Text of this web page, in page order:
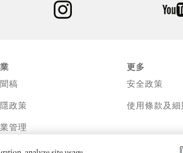
instagram
稿
政策
管理
更多
安全政策
使用條款及細